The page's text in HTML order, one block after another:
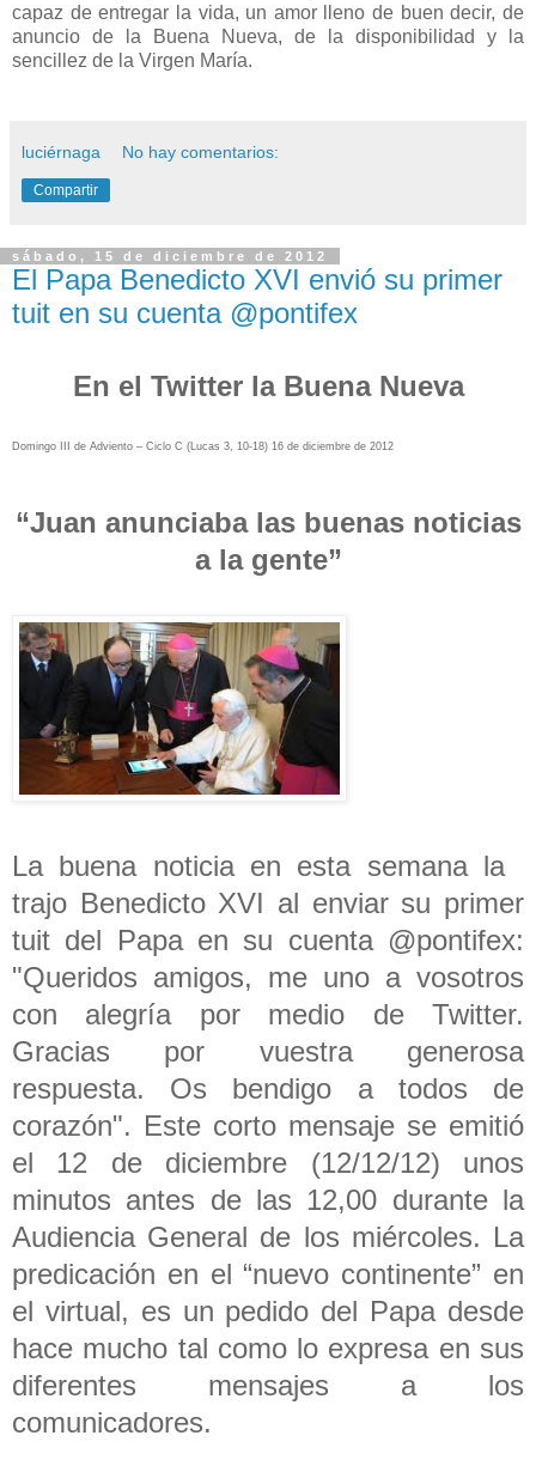
capaz de entregar la vida, un amor lleno de buen decir, de
anuncio de la Buena Nueva, de la disponibilidad y la
sencillez de la Virgen María.
luciérnaga No hay comentarios:
Compartir
sábado, 15 de diciembre de 2012
El Papa Benedicto XVI envió su primer
tuit en su cuenta @pontifex
En el Twitter la Buena Nueva
Domingo III de Adviento – Ciclo C (Lucas 3, 10-18) 16 de diciembre de 2012
“Juan anunciaba las buenas noticias
a la gente”
La buena noticia en esta semana la
trajo Benedicto XVI al enviar su primer
tuit del Papa en su cuenta @pontifex:
"Queridos amigos, me uno a vosotros
con alegría por medio de Twitter.
Gracias por vuestra generosa
respuesta. Os bendigo a todos de
corazón". Este corto mensaje se emitió
el 12 de diciembre (12/12/12) unos
minutos antes de las 12,00 durante la
Audiencia General de los miércoles. La
predicación en el “nuevo continente” en
el virtual, es un pedido del Papa desde
hace mucho tal como lo expresa en sus
diferentes mensajes a los
comunicadores.